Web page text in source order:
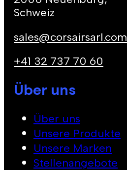
Schweiz
sales@corsairsarl.com
+41 32 737 70 60
Über uns
Über uns
Unsere Produkte
Unsere Marken
Stellenangebote